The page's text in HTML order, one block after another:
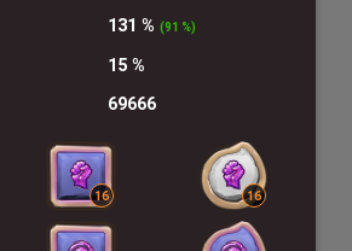
131 % (91 %)
15 %
69666